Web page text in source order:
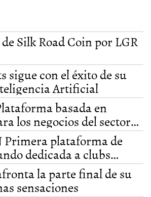
Silk Road Coin por LGR
sigue con el éxito de su
Artificial
basada en
los negocios del sector
Primera plataforma de
dedicada a clubs
desarrollada a través
la parte final de su
sensaciones